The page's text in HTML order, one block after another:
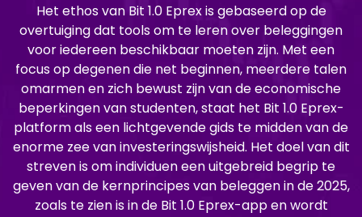
Het ethos van Bit 1.0 Eprex is gebaseerd op de
overtuiging dat tools om te leren over beleggingen
voor iedereen beschikbaar moeten zijn. Met een
focus op degenen die net beginnen, meerdere talen
omarmen en zich bewust zijn van de economische
beperkingen van studenten, staat het Bit 1.0 Eprex-
platform als een lichtgevende gids te midden van de
enorme zee van investeringswijsheid. Het doel van dit
streven is om individuen een uitgebreid begrip te
geven van de kernprincipes van beleggen in de 2025,
zoals te zien is in de Bit 1.0 Eprex-app en wordt